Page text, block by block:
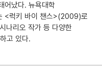
어났다. 뉴욕대학
<럭키 바이 챈스>(2009)로
나리오 작가 등 다양한
고 있다.